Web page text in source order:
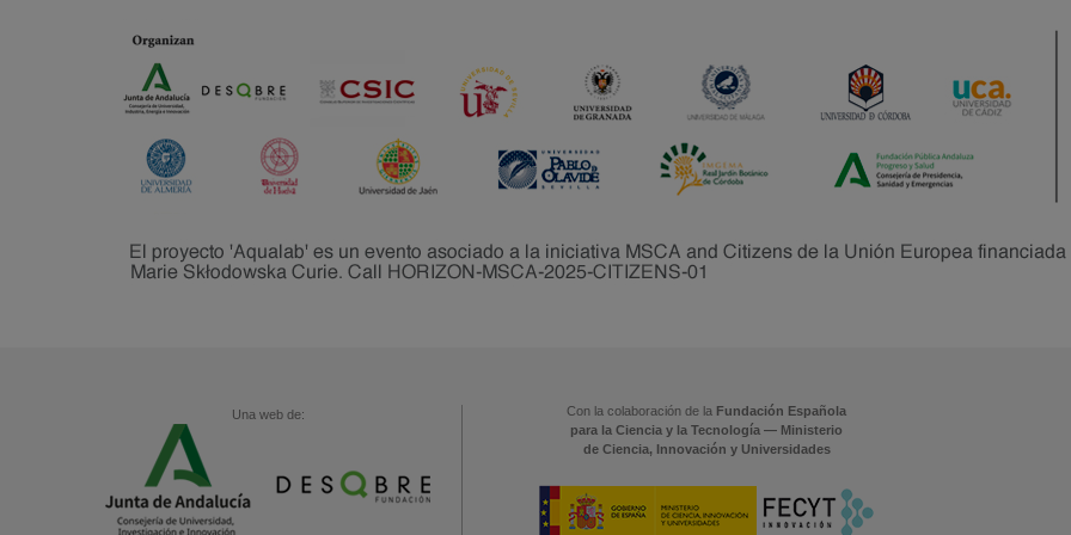
Una web de: Con la colaboración de la Fundación Española
para la Ciencia y la Tecnología — Ministerio
de Ciencia, Innovación y Universidades